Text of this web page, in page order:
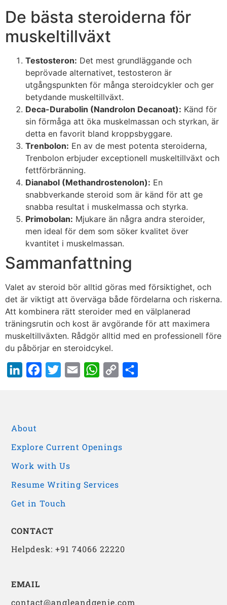
De bästa steroiderna för
muskeltillväxt
Testosteron: Det mest grundläggande och
beprövade alternativet, testosteron är
utgångspunkten för många steroidcykler och ger
betydande muskeltillväxt.
Deca-Durabolin (Nandrolon Decanoat): Känd för
sin förmåga att öka muskelmassan och styrkan, är
detta en favorit bland kroppsbyggare.
Trenbolon: En av de mest potenta steroiderna,
Trenbolon erbjuder exceptionell muskeltillväxt och
fettförbränning.
Dianabol (Methandrostenolon): En
snabbverkande steroid som är känd för att ge
snabba resultat i muskelmassa och styrka.
Primobolan: Mjukare än några andra steroider,
men ideal för dem som söker kvalitet över
kvantitet i muskelmassan.
Sammanfattning
Valet av steroid bör alltid göras med försiktighet, och
det är viktigt att överväga både fördelarna och riskerna.
Att kombinera rätt steroider med en välplanerad
träningsrutin och kost är avgörande för att maximera
muskeltillväxten. Rådgör alltid med en professionell före
du påbörjar en steroidcykel.
LinkedInFacebook
TwitterEmail WhatsApp
Copy
About
Explore Current Openings
Work with Us
Resume Writing Services
Get in Touch
CONTACT
Helpdesk: +91 74066 22220
EMAIL
contact@angleandgenie.com